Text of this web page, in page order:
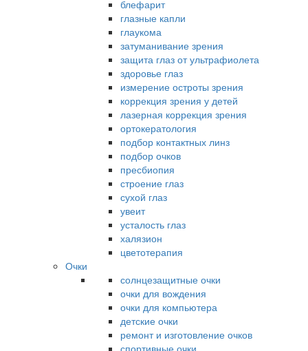
блефарит
глазные капли
глаукома
затуманивание зрения
защита глаз от ультрафиолета
здоровье глаз
измерение остроты зрения
коррекция зрения у детей
лазерная коррекция зрения
ортокератология
подбор контактных линз
подбор очков
пресбиопия
строение глаз
сухой глаз
увеит
усталость глаз
халязион
цветотерапия
Очки
солнцезащитные очки
очки для вождения
очки для компьютера
детские очки
ремонт и изготовление очков